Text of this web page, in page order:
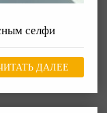
селфи
ДАЛЕЕ